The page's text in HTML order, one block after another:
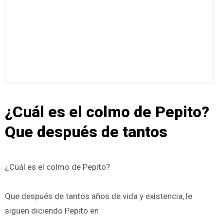
¿Cuál es el colmo de Pepito?
Que después de tantos
¿Cuál es el colmo de Pepito?
Que después de tantos años de vida y existencia, le
siguen diciendo Pepito en